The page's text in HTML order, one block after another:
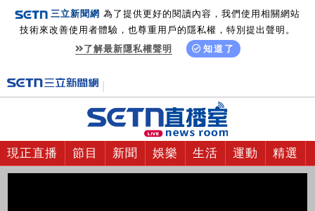
三立新聞網 為了提供更好的閱讀內容，我們使用相關網站
技術來改善使用者體驗，也尊重用戶的隱私權，特別提出聲明。
了解最新隱私權聲明
知道了
現正直播 節目 新聞 娛樂 生活 運動 精選